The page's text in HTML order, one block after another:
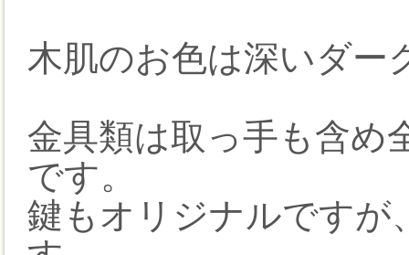
木肌のお色は深いダー
金具類は取っ手も含め
です。
鍵もオリジナルですが